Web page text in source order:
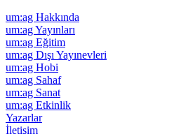
um:ag Hakkında
um:ag Yayınları
um:ag Eğitim
um:ag Dışı Yayınevleri
um:ag Hobi
um:ag Sahaf
um:ag Sanat
um:ag Etkinlik
Yazarlar
İletişim